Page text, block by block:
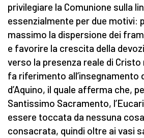
privilegiare la Comunione sulla
essenzialmente per due motivi:
massimo la dispersione dei
e favorire la crescita della
verso la presenza reale di Cristo
fa riferimento all’insegnamento
d’Aquino, il quale afferma che,
Santissimo Sacramento,
essere toccata da nessuna
consacrata, quindi oltre ai vasi